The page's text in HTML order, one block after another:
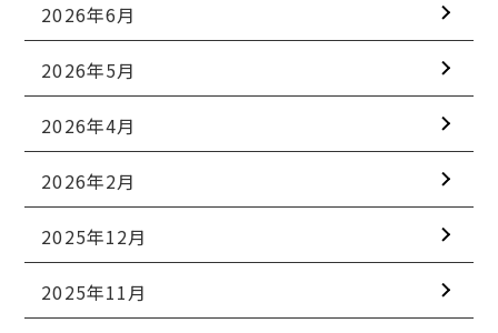
2026年6月
2026年5月
2026年4月
2026年2月
2025年12月
2025年11月